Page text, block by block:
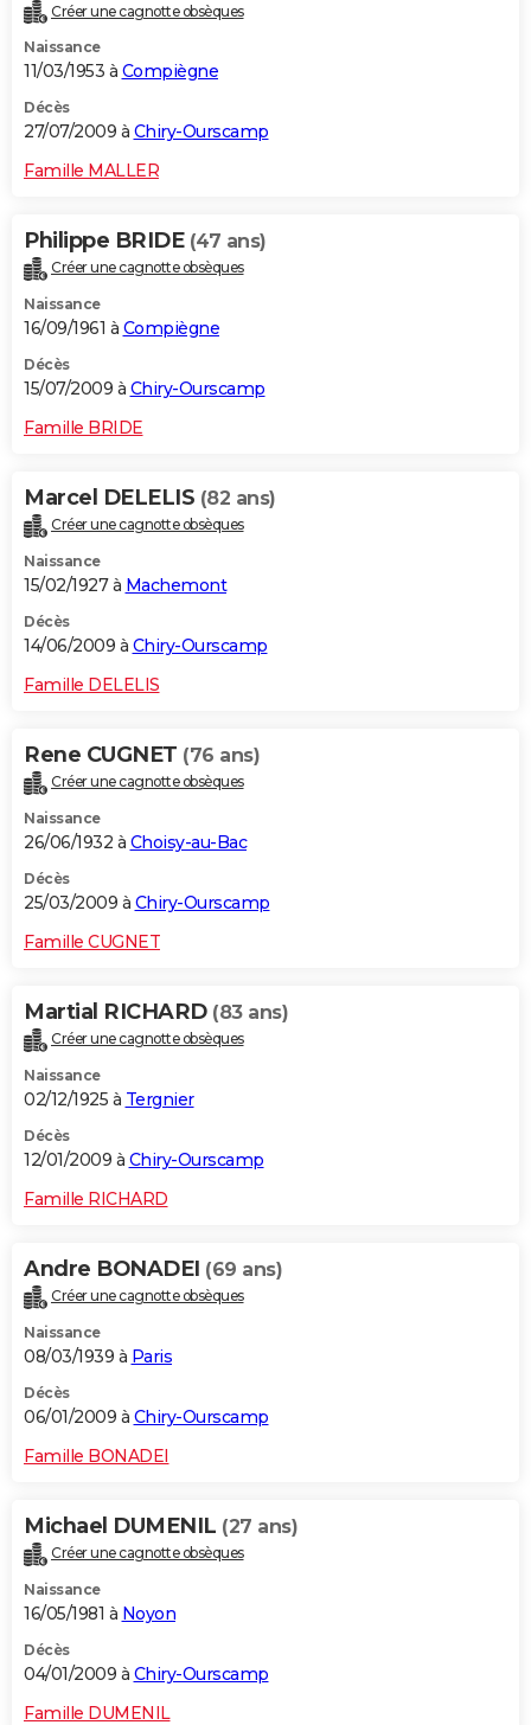
Créer une cagnotte obsèques
Naissance
11/03/1953 à Compiègne
Décès
27/07/2009 à Chiry-Ourscamp
Famille MALLER
Philippe BRIDE (47 ans)
Créer une cagnotte obsèques
Naissance
16/09/1961 à Compiègne
Décès
15/07/2009 à Chiry-Ourscamp
Famille BRIDE
Marcel DELELIS (82 ans)
Créer une cagnotte obsèques
Naissance
15/02/1927 à Machemont
Décès
14/06/2009 à Chiry-Ourscamp
Famille DELELIS
Rene CUGNET (76 ans)
Créer une cagnotte obsèques
Naissance
26/06/1932 à Choisy-au-Bac
Décès
25/03/2009 à Chiry-Ourscamp
Famille CUGNET
Martial RICHARD (83 ans)
Créer une cagnotte obsèques
Naissance
02/12/1925 à Tergnier
Décès
12/01/2009 à Chiry-Ourscamp
Famille RICHARD
Andre BONADEI (69 ans)
Créer une cagnotte obsèques
Naissance
08/03/1939 à Paris
Décès
06/01/2009 à Chiry-Ourscamp
Famille BONADEI
Michael DUMENIL (27 ans)
Créer une cagnotte obsèques
Naissance
16/05/1981 à Noyon
Décès
04/01/2009 à Chiry-Ourscamp
Famille DUMENIL